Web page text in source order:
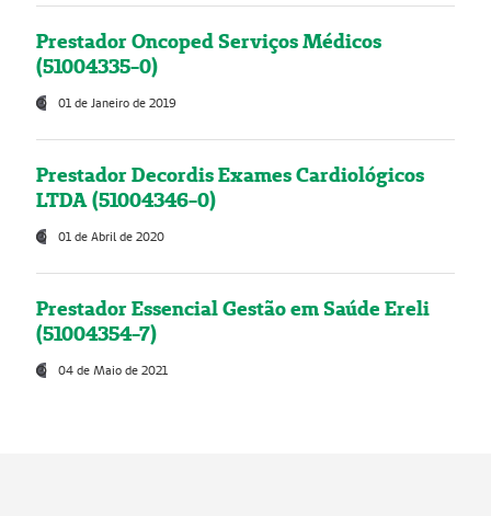
Prestador Oncoped Serviços Médicos
(51004335-0)
01 de Janeiro de 2019
Prestador Decordis Exames Cardiológicos
LTDA (51004346-0)
01 de Abril de 2020
Prestador Essencial Gestão em Saúde Ereli
(51004354-7)
04 de Maio de 2021